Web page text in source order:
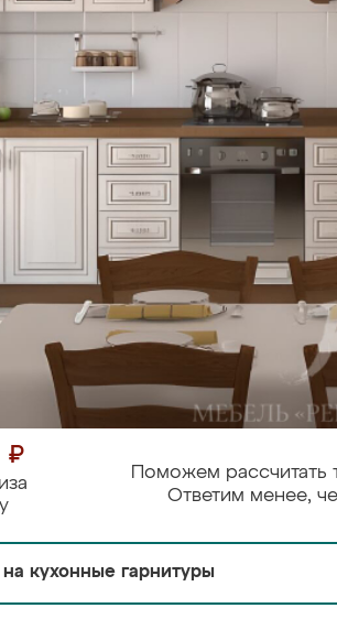
₽
Поможем рассчитать
Ответим менее,
на кухонные гарнитуры